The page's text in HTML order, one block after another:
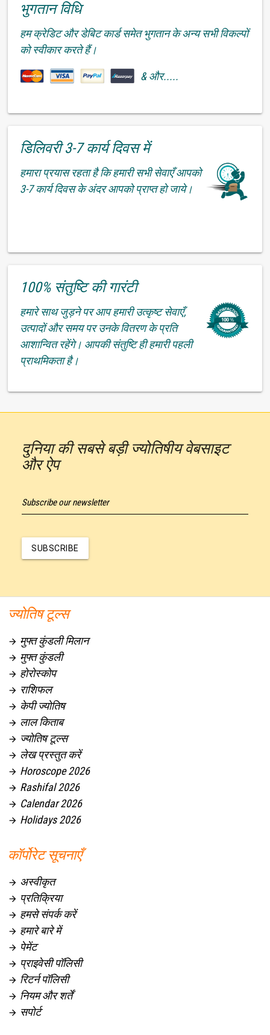
भुगतान विधि
हम क्रेडिट और डेबिट कार्ड समेत भुगतान के अन्य सभी विकल्पों
को स्वीकार करते हैं।
& और.....
डिलिवरी 3-7 कार्य दिवस में
हमारा प्रयास रहता है कि हमारी सभी सेवाएँ आपको
3-7 कार्य दिवस के अंदर आपको प्राप्त हो जाये।
100% संतुष्टि की गारंटी
हमारे साथ जुड़ने पर आप हमारी उत्कृष्ट सेवाएँ,
उत्पादों और समय पर उनके वितरण के प्रति
आशान्वित रहेंगे। आपकी संतुष्टि ही हमारी पहली
प्राथमिकता है।
दुनिया की सबसे बड़ी ज्योतिषीय वेबसाइट
और ऐप
Subscribe our newsletter
SUBSCRIBE
ज्योतिष टूल्स
 मुफ्त कुंडली मिलान
 मुफ्त कुंडली
 होरोस्कोप
 राशिफल
 केपी ज्योतिष
 लाल किताब
 ज्योतिष टूल्स
 लेख प्रस्तुत करें
 Horoscope 2026
 Rashifal 2026
 Calendar 2026
 Holidays 2026
कॉर्पोरेट सूचनाएँ
 अस्वीकृत
 प्रतिक्रिया
 हमसे संपर्क करें
 हमारे बारे में
 पेमेंट
 प्राइवेसी पॉलिसी
 रिटर्न पॉलिसी
 नियम और शर्तें
 सपोर्ट